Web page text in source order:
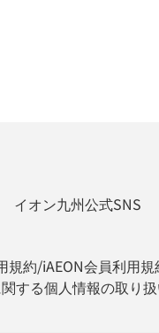
イオン九州公式SNS
規約/iAEON会員利用規
する個人情報の取り